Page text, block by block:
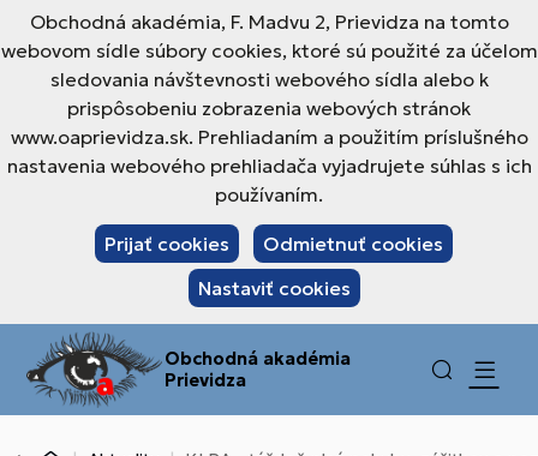
Obchodná akadémia, F. Madvu 2, Prievidza na tomto
webovom sídle súbory cookies, ktoré sú použité za účelom
sledovania návštevnosti webového sídla alebo k
prispôsobeniu zobrazenia webových stránok
www.oaprievidza.sk. Prehliadaním a použitím príslušného
nastavenia webového prehliadača vyjadrujete súhlas s ich
používaním.
Prijať cookies
Odmietnuť cookies
Nastaviť cookies
Obchodná akadémia
Prievidza